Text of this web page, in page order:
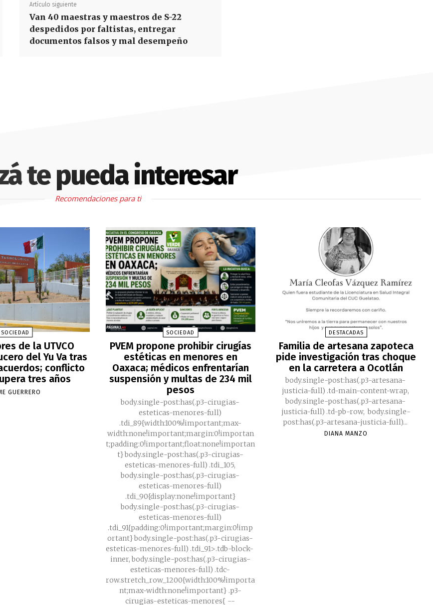
Artículo siguiente
Van 40 maestras y maestros de S-22
despedidos por faltistas, entregar
documentos falsos y mal desempeño
te pueda interesar
Recomendaciones para ti
SOCIEDAD
de la UTVCO
del Yu Va tras
conflicto
tres años
GUERRERO
SOCIEDAD
PVEM propone prohibir cirugías
estéticas en menores en
Oaxaca; médicos enfrentarían
suspensión y multas de 234 mil
pesos
body.single-post:has(.p3-cirugias-
esteticas-menores-full)
.tdi_89{width:100%!important;max-
width:none!important;margin:0!importan
t;padding:0!important;float:none!importan
t} body.single-post:has(.p3-cirugias-
esteticas-menores-full) .tdi_105,
body.single-post:has(.p3-cirugias-
esteticas-menores-full)
.tdi_90{display:none!important}
body.single-post:has(.p3-cirugias-
esteticas-menores-full)
.tdi_91{padding:0!important;margin:0!imp
ortant} body.single-post:has(.p3-cirugias-
esteticas-menores-full) .tdi_91>.tdb-block-
inner, body.single-post:has(.p3-cirugias-
esteticas-menores-full) .tdc-
row.stretch_row_1200{width:100%!importa
nt;max-width:none!important} .p3-
cirugias-esteticas-menores{ --
DESTACADAS
Familia de artesana zapoteca
pide investigación tras choque
en la carretera a Ocotlán
body.single-post:has(.p3-artesana-
justicia-full) .td-main-content-wrap,
body.single-post:has(.p3-artesana-
justicia-full) .td-pb-row, body.single-
post:has(.p3-artesana-justicia-full)...
DIANA MANZO